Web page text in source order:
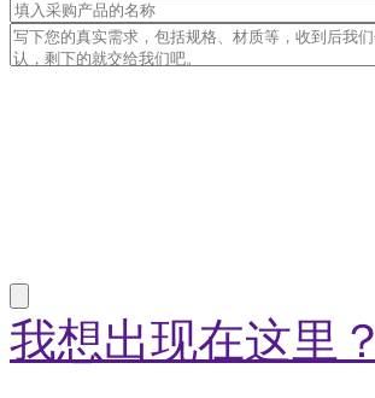
我想出现在这里？